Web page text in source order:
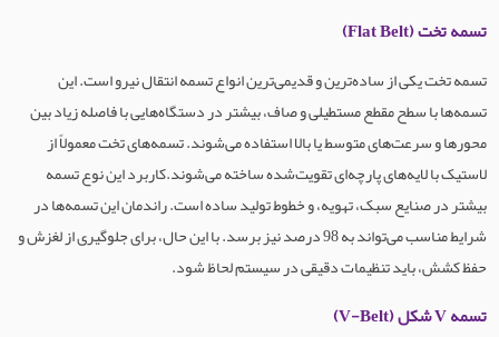
تسمه تخت (Flat Belt)
تسمه تخت یکی از ساده‌ترین و قدیمی‌ترین انواع تسمه انتقال نیرو است. این
تسمه‌ها با سطح مقطع مستطیلی و صاف، بیشتر در دستگاه‌هایی با فاصله زیاد بین
محور‌ها و سرعت‌های متوسط یا بالا استفاده می‌شوند. تسمه‌های تخت معمولاً از
لاستیک با لایه‌های پارچه‌ای تقویت‌شده ساخته می‌شوند.کاربرد این نوع تسمه
بیشتر در صنایع سبک، تهویه، و خطوط تولید ساده است. راندمان این تسمه‌ها در
شرایط مناسب می‌تواند به 98 درصد نیز برسد. با این حال، برای جلوگیری از لغزش و
حفظ کشش، باید تنظیمات دقیقی در سیستم لحاظ شود.
تسمه V شکل (V-Belt)